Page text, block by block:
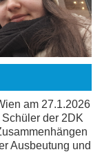
am 27.1.2026
der 2DK
Ausbeutung und